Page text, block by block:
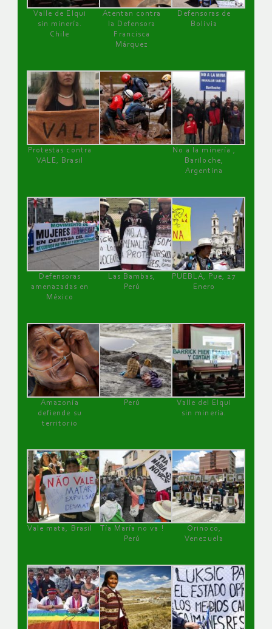
Valle de Elqui
sin minería.
Chile
Atentan contra
la Defensora
Francisca
Márquez
Defensoras de
Bolivia
Protestas contra
VALE, Brasil
No a la minería ,
Bariloche,
Argentina
Defensoras
amenazadas en
México
Las Bambas,
Perú
PUEBLA, Pue, 27
Enero
Amazonía
defiende su
territorio
Perú
Valle del Elqui
sin minería.
Vale mata, Brasil
Tía María no va !
Perú
Orinoco,
Venezuela